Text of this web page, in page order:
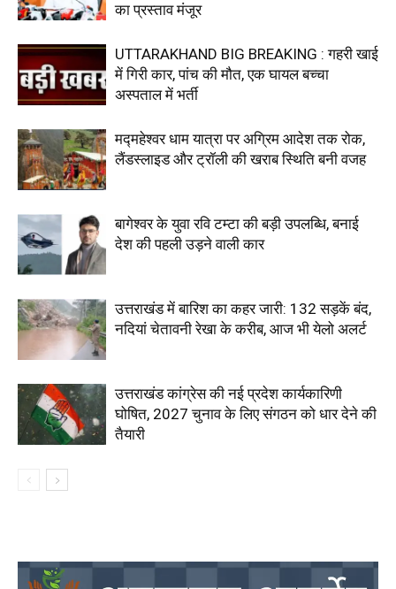
का प्रस्ताव मंजूर
UTTARAKHAND BIG BREAKING : गहरी खाई
में गिरी कार, पांच की मौत, एक घायल बच्चा
अस्पताल में भर्ती
मद्महेश्वर धाम यात्रा पर अग्रिम आदेश तक रोक,
लैंडस्लाइड और ट्रॉली की खराब स्थिति बनी वजह
बागेश्वर के युवा रवि टम्टा की बड़ी उपलब्धि, बनाई
देश की पहली उड़ने वाली कार
उत्तराखंड में बारिश का कहर जारी: 132 सड़कें बंद,
नदियां चेतावनी रेखा के करीब, आज भी येलो अलर्ट
उत्तराखंड कांग्रेस की नई प्रदेश कार्यकारिणी
घोषित, 2027 चुनाव के लिए संगठन को धार देने की
तैयारी